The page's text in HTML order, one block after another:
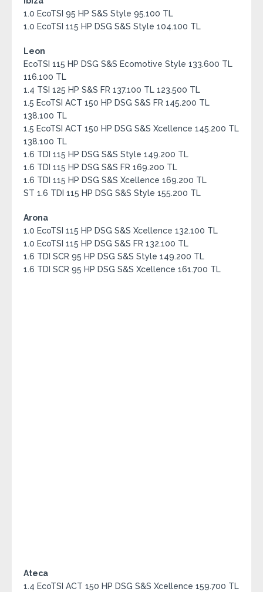
1.0 EcoTSI 95 HP S&S Style 95.100 TL
1.0 EcoTSI 115 HP DSG S&S Style 104.100 TL
Leon
EcoTSI 115 HP DSG S&S Ecomotive Style 133.600 TL
116.100 TL
1.4 TSI 125 HP S&S FR 137.100 TL 123.500 TL
1.5 EcoTSI ACT 150 HP DSG S&S FR 145.200 TL
138.100 TL
1.5 EcoTSI ACT 150 HP DSG S&S Xcellence 145.200 TL
138.100 TL
1.6 TDI 115 HP DSG S&S Style 149.200 TL
1.6 TDI 115 HP DSG S&S FR 169.200 TL
1.6 TDI 115 HP DSG S&S Xcellence 169.200 TL
ST 1.6 TDI 115 HP DSG S&S Style 155.200 TL
Arona
1.0 EcoTSI 115 HP DSG S&S Xcellence 132.100 TL
1.0 EcoTSI 115 HP DSG S&S FR 132.100 TL
1.6 TDI SCR 95 HP DSG S&S Style 149.200 TL
1.6 TDI SCR 95 HP DSG S&S Xcellence 161.700 TL
Ateca
1.4 EcoTSI ACT 150 HP DSG S&S Xcellence 159.700 TL